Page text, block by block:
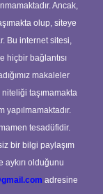
Ancak,
olup, siteye
Bu internet sitesi,
hiçbir bağlantısı
makaleler
taşımamakta
yapılmamaktadır.
tesadüfidir.
bir bilgi paylaşım
olduğunu
adresine